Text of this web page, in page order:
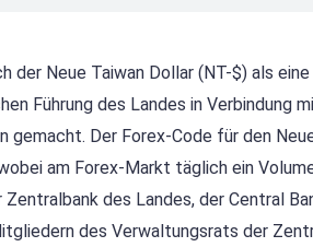
der Neue Taiwan Dollar (NT-$) als
Führung des Landes in Verbindung
gemacht. Der Forex-Code für den
am Forex-Markt täglich ein
des Landes, der Central
des Verwaltungsrats der